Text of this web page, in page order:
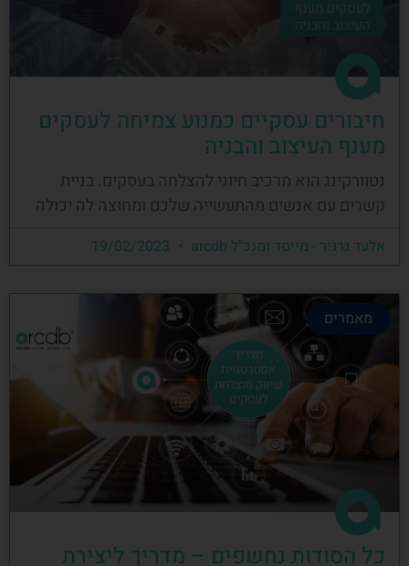
חיבורים עסקיים כמנוע צמיחה לעסקים
מענף העיצוב והבניה
נטוורקינג הוא מרכיב חיוני להצלחה בעסקים. בניית
קשרים עם אנשים מהתעשייה שלכם ומחוצה לה יכולה
אלעד גרגיר - מייסד ומנכ"ל arcdb
מאמרים
כל הסודות נחשפים – מדריך ליצירת